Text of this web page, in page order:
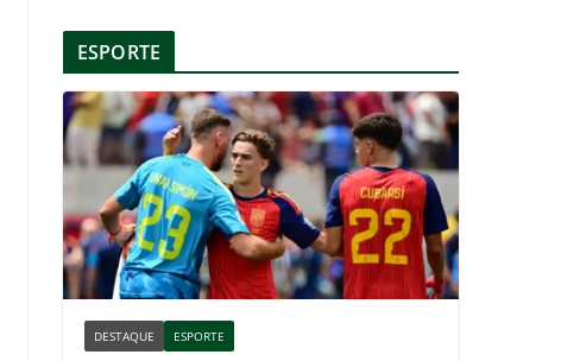
ESPORTE
DESTAQUE ESPORTE